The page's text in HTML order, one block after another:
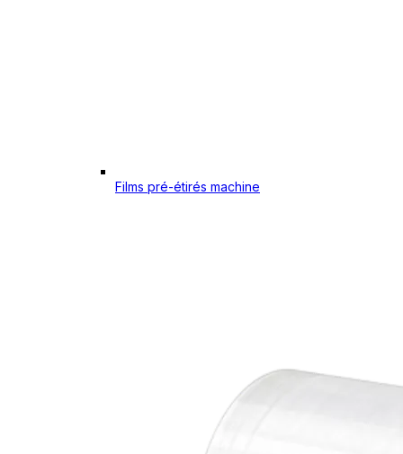
Films pré-étirés machine